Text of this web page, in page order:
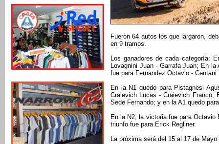
Fueron 64 autos los que largaron,
en 9 tramos.
Los ganadores de cada categoría:
Lovagnini Juan - Garrafa Juan; En
fue para Fernandez Octavio - Centani
En la N1 quedo para Pistagnesi
Craievich Lucas - Craievich Franco;
Sede Fernando; y en la A1 quedo
En la N2, la victoria fue para
triunfo fue para Erick Regliner.
La próxima será del 15 al 17 de